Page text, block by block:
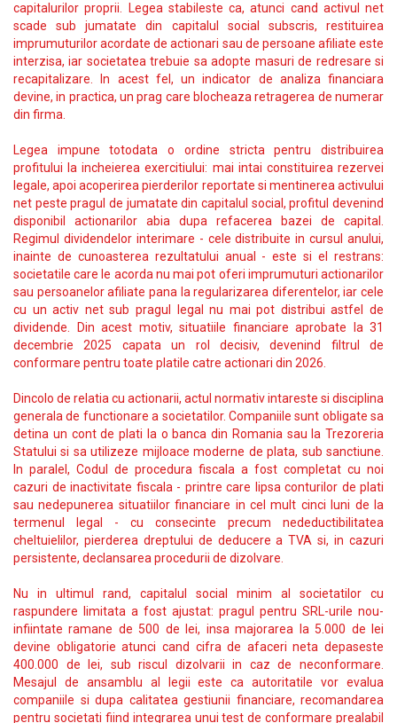
capitalurilor proprii. Legea stabileste ca, atunci cand activul net
scade sub jumatate din capitalul social subscris, restituirea
imprumuturilor acordate de actionari sau de persoane afiliate este
interzisa, iar societatea trebuie sa adopte masuri de redresare si
recapitalizare. In acest fel, un indicator de analiza financiara
devine, in practica, un prag care blocheaza retragerea de numerar
din firma.
Legea impune totodata o ordine stricta pentru distribuirea
profitului la incheierea exercitiului: mai intai constituirea rezervei
legale, apoi acoperirea pierderilor reportate si mentinerea activului
net peste pragul de jumatate din capitalul social, profitul devenind
disponibil actionarilor abia dupa refacerea bazei de capital.
Regimul dividendelor interimare - cele distribuite in cursul anului,
inainte de cunoasterea rezultatului anual - este si el restrans:
societatile care le acorda nu mai pot oferi imprumuturi actionarilor
sau persoanelor afiliate pana la regularizarea diferentelor, iar cele
cu un activ net sub pragul legal nu mai pot distribui astfel de
dividende. Din acest motiv, situatiile financiare aprobate la 31
decembrie 2025 capata un rol decisiv, devenind filtrul de
conformare pentru toate platile catre actionari din 2026.
Dincolo de relatia cu actionarii, actul normativ intareste si disciplina
generala de functionare a societatilor. Companiile sunt obligate sa
detina un cont de plati la o banca din Romania sau la Trezoreria
Statului si sa utilizeze mijloace moderne de plata, sub sanctiune.
In paralel, Codul de procedura fiscala a fost completat cu noi
cazuri de inactivitate fiscala - printre care lipsa conturilor de plati
sau nedepunerea situatiilor financiare in cel mult cinci luni de la
termenul legal - cu consecinte precum nedeductibilitatea
cheltuielilor, pierderea dreptului de deducere a TVA si, in cazuri
persistente, declansarea procedurii de dizolvare.
Nu in ultimul rand, capitalul social minim al societatilor cu
raspundere limitata a fost ajustat: pragul pentru SRL-urile nou-
infiintate ramane de 500 de lei, insa majorarea la 5.000 de lei
devine obligatorie atunci cand cifra de afaceri neta depaseste
400.000 de lei, sub riscul dizolvarii in caz de neconformare.
Mesajul de ansamblu al legii este ca autoritatile vor evalua
companiile si dupa calitatea gestiunii financiare, recomandarea
pentru societati fiind integrarea unui test de conformare prealabil